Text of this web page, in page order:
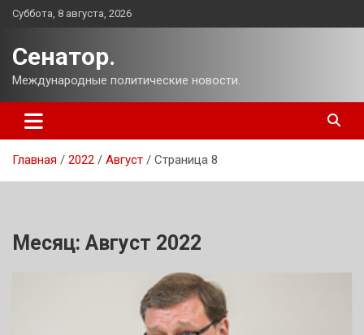
Перейти
Суббота, 8 августа, 2026
Сенатор.
Международные политические новости.
Главная 2022 Август Страница 8
Месяц: Август 2022